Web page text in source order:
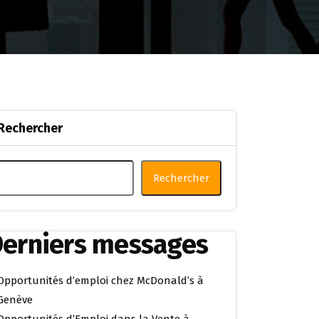
Rechercher
messages
d’emploi chez McDonald’s à